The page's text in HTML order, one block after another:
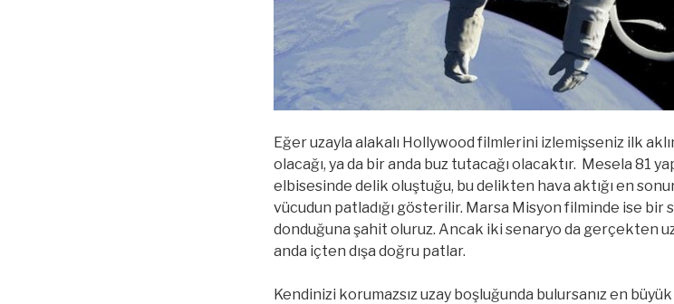
Eğer uzayla alakalı Hollywood filmlerini izlemişseniz ilk
olacağı, ya da bir anda buz tutacağı olacaktır. Mesela 81
elbisesinde delik oluştuğu, bu delikten hava aktığı en
vücudun patladığı gösterilir. Marsa Misyon filminde ise bir
donduğuna şahit oluruz. Ancak iki senaryo da gerçekten
anda içten dışa doğru patlar.
Kendinizi korumazsız uzay boşluğunda bulursanız en